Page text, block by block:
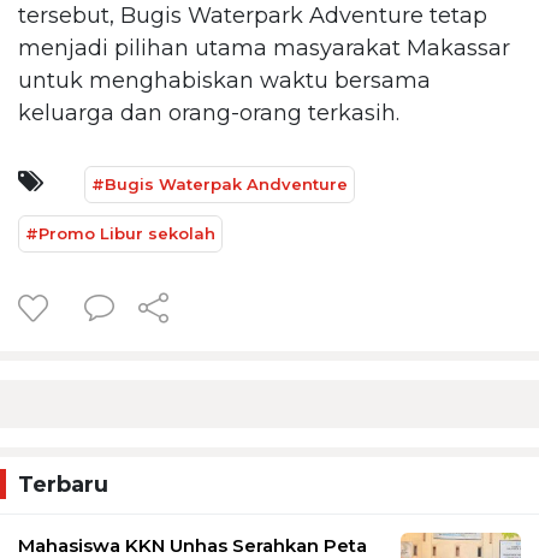
tersebut, Bugis Waterpark Adventure tetap
menjadi pilihan utama masyarakat Makassar
untuk menghabiskan waktu bersama
keluarga dan orang-orang terkasih.
#Bugis Waterpak Andventure
#Promo Libur sekolah
Terbaru
Mahasiswa KKN Unhas Serahkan Peta